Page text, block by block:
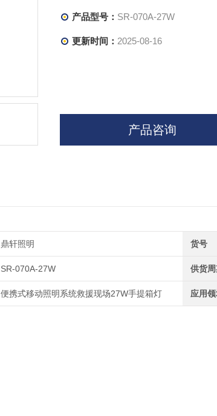
产品型号： SR-070A-27W
更新时间： 2025-08-16
产品咨询
鼎轩照明 货号
SR-070A-27W 供货
便携式移动照明系统救援现场27W手提箱灯 应用